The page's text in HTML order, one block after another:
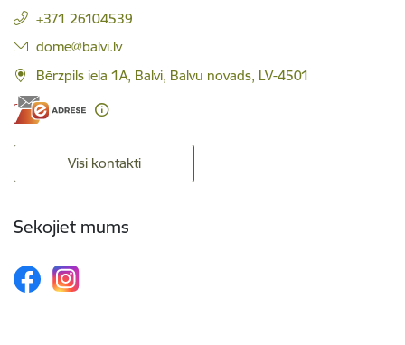
+371 26104539
E-pasts:
dome@balvi.lv
Bērzpils iela 1A, Balvi, Balvu novads, LV-4501
Visi kontakti
Sekojiet mums